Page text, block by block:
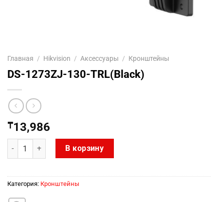
Главная / Hikvision / Аксесcуары / Кронштейны
DS-1273ZJ-130-TRL(Black)
₸13,986
Количество товара DS-1273ZJ-130-TRL(Black)
В корзину
Категория: Кронштейны